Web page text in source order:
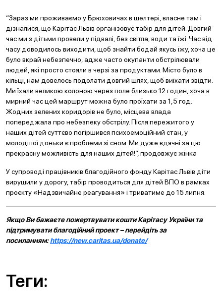
“Зараз ми проживаємо у Брюховичах в шелтері, власне там і
дізналися, що Карітас Львів організовує табір для дітей. Довгий
час ми з дітьми провели у підвалі, без світла, води та їжі. Час від
часу доводилось виходити, щоб знайти бодай якусь їжу, хоча це
було вкрай небезпечно, адже часто окупанти обстрілювали
людей, які просто стояли в черзі за продуктами. Місто було в
кільці, нам довелось подолати довгий шлях, щоб виїхати звідти.
Ми їхали великою колоною через поле близько 12 годин, хоча в
мирний час цей маршрут можна було проїхати за 1,5 год.
Жодних зелених коридорів не було, місцева влада
попереджала про небезпеку обстрілу. Після пережитого у
наших дітей суттєво погіршився психоемоційний стан, у
молодшої доньки є проблеми зі сном. Ми дуже вдячні за цю
прекрасну можливість для наших дітей!”, продовжує жінка
У супроводі працівників благодійного фонду Карітас Львів діти
вирушили у дорогу, табір проводиться для дітей ВПО в рамках
проєкту «Надзвичайне реагування» і триватиме до 15 липня.
Якщо Ви бажаєте пожертвувати кошти Карітасу України та
підтримувати благодійний проект – перейдіть за
посиланням:https://new.caritas.ua/donate/
Теги: